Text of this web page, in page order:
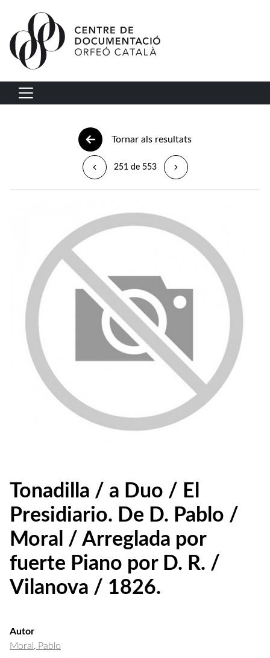
Vés al contingut
Navegació principal
Tornar als resultats
251 de 553
Tonadilla / a Duo / El
Presidiario. De D. Pablo /
Moral / Arreglada por
fuerte Piano por D. R. /
Vilanova / 1826.
Autor
Moral, Pablo